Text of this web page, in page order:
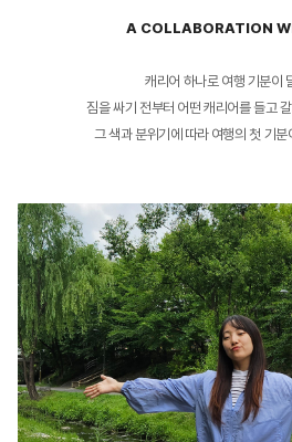
A COLLABORATION
캐리어 하나로 여행 기분이
짐을 싸기 전부터 어떤 캐리어를 들고
그 색과 분위기에 따라 여행의 첫 기